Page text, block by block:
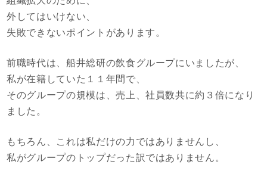
外してはいけない、
失敗できないポイントがあります。
前職時代は、船井総研の飲食グループにいましたが、
私が在籍していた１１年間で、
そのグループの規模は、売上、社員数共に約３倍になり
ました。
もちろん、これは私だけの力ではありませんし、
私がグループのトップだった訳ではありません。